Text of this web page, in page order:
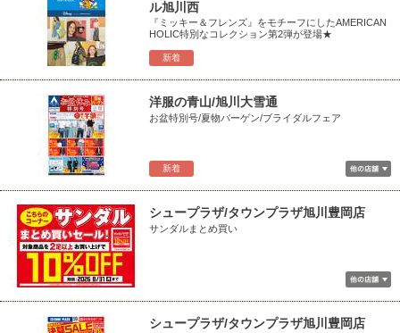
新着
ル旭川西
『ミッキー＆フレンズ』をモチーフにしたAMERICAN
HOLIC特別なコレクション第2弾が登場★
新着
洋服の青山/旭川大雪通
お盆特別号/夏物バーゲン/ブライダルフェア
シュープラザ/タウンプラザ旭川豊岡店
サンダルまとめ買い
シュープラザ/タウンプラザ旭川豊岡店